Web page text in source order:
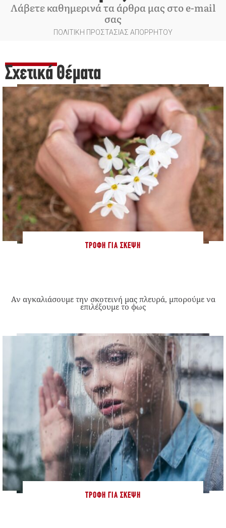
Λάβετε καθημερινά τα άρθρα μας στο e-mail
σας
ΠΟΛΙΤΙΚΗ ΠΡΟΣΤΑΣΙΑΣ ΑΠΟΡΡΗΤΟΥ
Σχετικά Θέματα
ΤΡΟΦΉ ΓΙΑ ΣΚΈΨΗ
Αν αγκαλιάσουμε την σκοτεινή μας πλευρά, μπορούμε να
επιλέξουμε το φως
ΤΡΟΦΉ ΓΙΑ ΣΚΈΨΗ